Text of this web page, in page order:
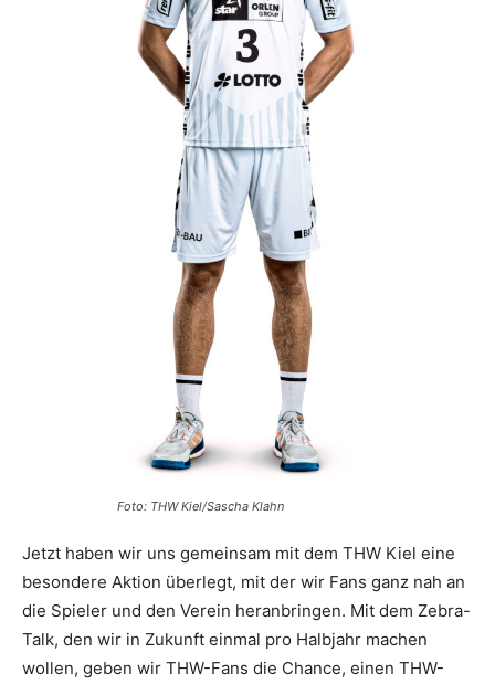
Foto: THW Kiel/Sascha Klahn
Jetzt haben wir uns gemeinsam mit dem THW Kiel eine
besondere Aktion überlegt, mit der wir Fans ganz nah an
die Spieler und den Verein heranbringen. Mit dem Zebra-
Talk, den wir in Zukunft einmal pro Halbjahr machen
wollen, geben wir THW-Fans die Chance, einen THW-